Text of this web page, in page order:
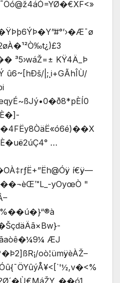
6ÝÞ�Y”#°’›�Æ¯ø
³5›wáŽ=± KŸ4Ä_Þ
û6~[hÐš/|;¸i+GÃhÎÙ/
…
í€ÿ—
yOyœÒ "
ÆJ
oò¦ümÿèÀŽ–